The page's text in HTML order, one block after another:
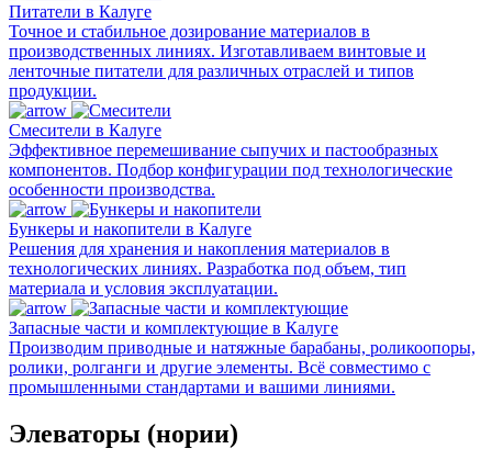
Питатели в Калуге
Точное и стабильное дозирование материалов в
производственных линиях. Изготавливаем винтовые и
ленточные питатели для различных отраслей и типов
продукции.
Смесители в Калуге
Эффективное перемешивание сыпучих и пастообразных
компонентов. Подбор конфигурации под технологические
особенности производства.
Бункеры и накопители в Калуге
Решения для хранения и накопления материалов в
технологических линиях. Разработка под объем, тип
материала и условия эксплуатации.
Запасные части и комплектующие в Калуге
Производим приводные и натяжные барабаны, роликоопоры,
ролики, ролганги и другие элементы. Всё совместимо с
промышленными стандартами и вашими линиями.
Элеваторы (нории)